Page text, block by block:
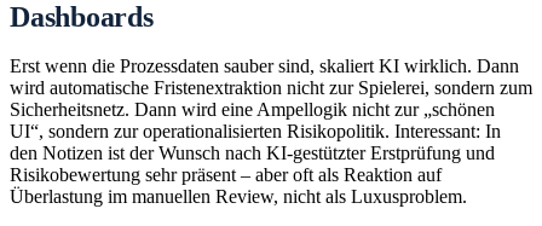
Dashboards
Erst wenn die Prozessdaten sauber sind, skaliert KI wirklich. Dann
wird automatische Fristenextraktion nicht zur Spielerei, sondern zum
Sicherheitsnetz. Dann wird eine Ampellogik nicht zur „schönen
UI“, sondern zur operationalisierten Risikopolitik. Interessant: In
den Notizen ist der Wunsch nach KI‑gestützter Erstprüfung und
Risikobewertung sehr präsent – aber oft als Reaktion auf
Überlastung im manuellen Review, nicht als Luxusproblem.